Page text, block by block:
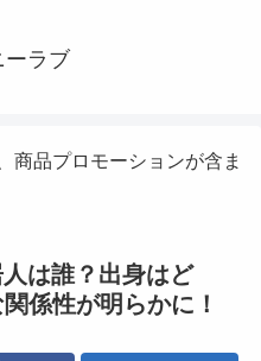
ーラブ
商品プロモーションが含ま
は誰？出身はど
係性が明らかに！